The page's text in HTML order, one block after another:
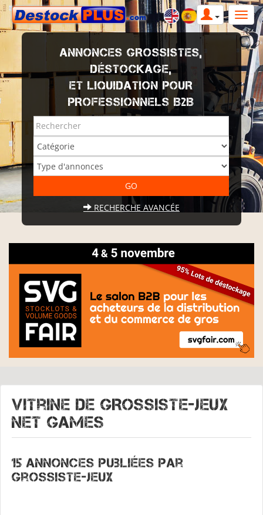
ANNONCES GROSSISTES,
DÉSTOCKAGE,
ET LIQUIDATION POUR
PROFESSIONNELS B2B
RECHERCHE AVANCÉE
Vitrine de GROSSISTE-JEUX
Net Games
15 annonces publiées par
Grossiste-jeux